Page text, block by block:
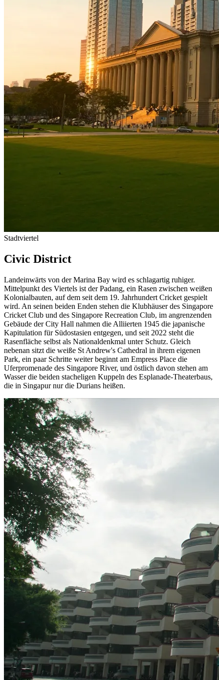
Stadtviertel
Civic District
Landeinwärts von der Marina Bay wird es schlagartig ruhiger.
Mittelpunkt des Viertels ist der Padang, ein Rasen zwischen weißen
Kolonialbauten, auf dem seit dem 19. Jahrhundert Cricket gespielt
wird. An seinen beiden Enden stehen die Klubhäuser des Singapore
Cricket Club und des Singapore Recreation Club, im angrenzenden
Gebäude der City Hall nahmen die Alliierten 1945 die japanische
Kapitulation für Südostasien entgegen, und seit 2022 steht die
Rasenfläche selbst als Nationaldenkmal unter Schutz. Gleich
nebenan sitzt die weiße St Andrew's Cathedral in ihrem eigenen
Park, ein paar Schritte weiter beginnt am Empress Place die
Uferpromenade des Singapore River, und östlich davon stehen am
Wasser die beiden stacheligen Kuppeln des Esplanade-Theaterbaus,
die in Singapur nur die Durians heißen.